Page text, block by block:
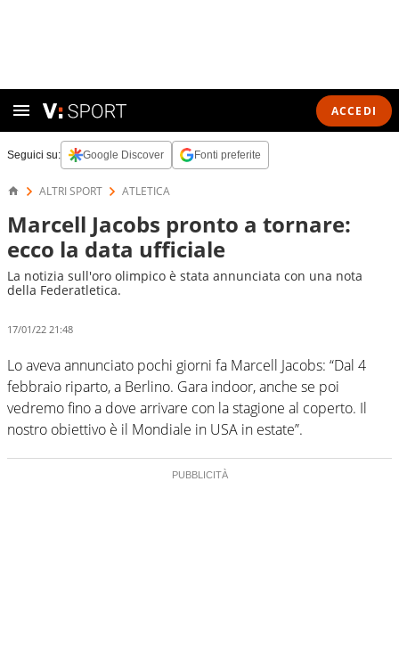
ACCEDI
Seguici su: Google Discover Fonti preferite
ALTRI SPORT ATLETICA
Marcell Jacobs pronto a tornare:
ecco la data ufficiale
La notizia sull'oro olimpico è stata annunciata con una nota
della Federatletica.
17/01/22 21:48
Lo aveva annunciato pochi giorni fa Marcell Jacobs: “Dal 4
febbraio riparto, a Berlino. Gara indoor, anche se poi
vedremo fino a dove arrivare con la stagione al coperto. Il
nostro obiettivo è il Mondiale in USA in estate”.